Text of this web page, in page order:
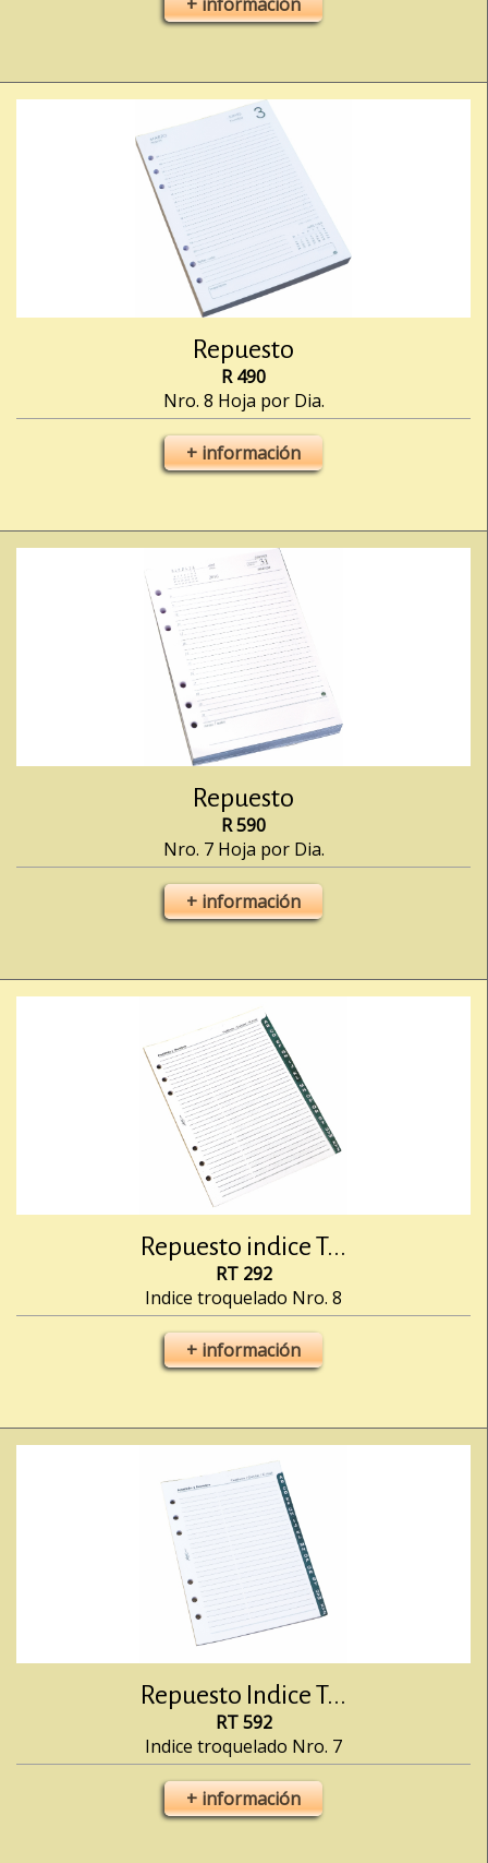
Repuesto
R 490
Nro. 8 Hoja por Dia.
+ información
Repuesto
R 590
Nro. 7 Hoja por Dia.
+ información
Repuesto indice T...
RT 292
Indice troquelado Nro. 8
+ información
Repuesto Indice T...
RT 592
Indice troquelado Nro. 7
+ información